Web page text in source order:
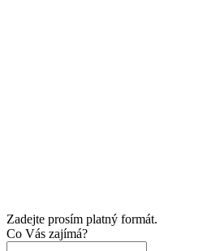
Zadejte prosím platný formát.
Co Vás zajímá?